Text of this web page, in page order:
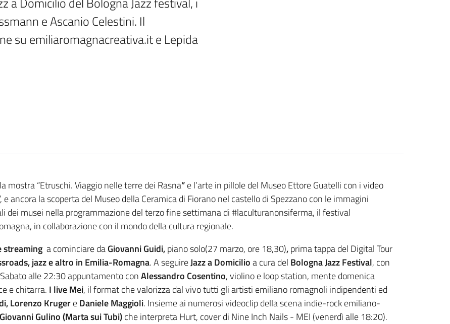
e Ascanio Celestini. Il
su emiliaromagnacreativa.it e Lepida
mostra “Etruschi. Viaggio nelle terre dei Rasna”e l’arte in pillole del Museo Ettore Guatelli con i video
ancora la scoperta del Museo della Ceramica di Fiorano nel castello di Spezzano con le immagini
dei musei nella programmazione del terzo fine settimana di #laculturanonsiferma, il festival
in collaborazione con il mondo della cultura regionale.
streaminga cominciare daGiovanni Guidi,piano solo(27 marzo, ore 18,30),prima tappa del Digital Tour
jazz e altro in Emilia-Romagna. A seguireJazz a Domicilioa cura del Bologna Jazz Festival, con
alle 22:30 appuntamento conAlessandro Cosentino, violino e loop station, mente domenica
e chitarra. I live Mei, il format che valorizza dal vivo tutti gli artisti emiliano romagnoli indipendenti ed
Lorenzo KrugereDaniele Maggioli. Insieme ai numerosi videoclip della scena indie-rock emiliano-
Giovanni Gulino (Marta sui Tubi)che interpreta Hurt, cover di Nine Inch Nails - MEI (venerdì alle 18:20).